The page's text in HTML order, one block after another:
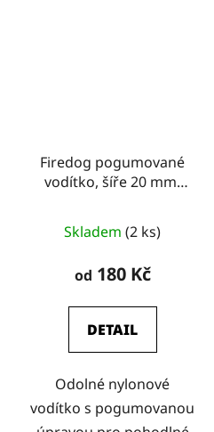
Firedog pogumované
vodítko, šíře 20 mm,
Skladem (2 ks)
od 180 Kč
DETAIL
Odolné nylonové
vodítko s pogumovanou